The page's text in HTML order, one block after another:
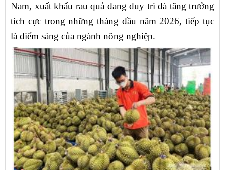
Nam, xuất khẩu rau quả đang duy trì đà tăng trưởng
tích cực trong những tháng đầu năm 2026, tiếp tục
là điểm sáng của ngành nông nghiệp.